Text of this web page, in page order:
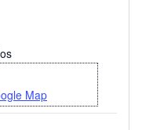
Map